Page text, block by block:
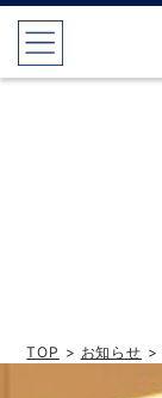
TOP > お知らせ >